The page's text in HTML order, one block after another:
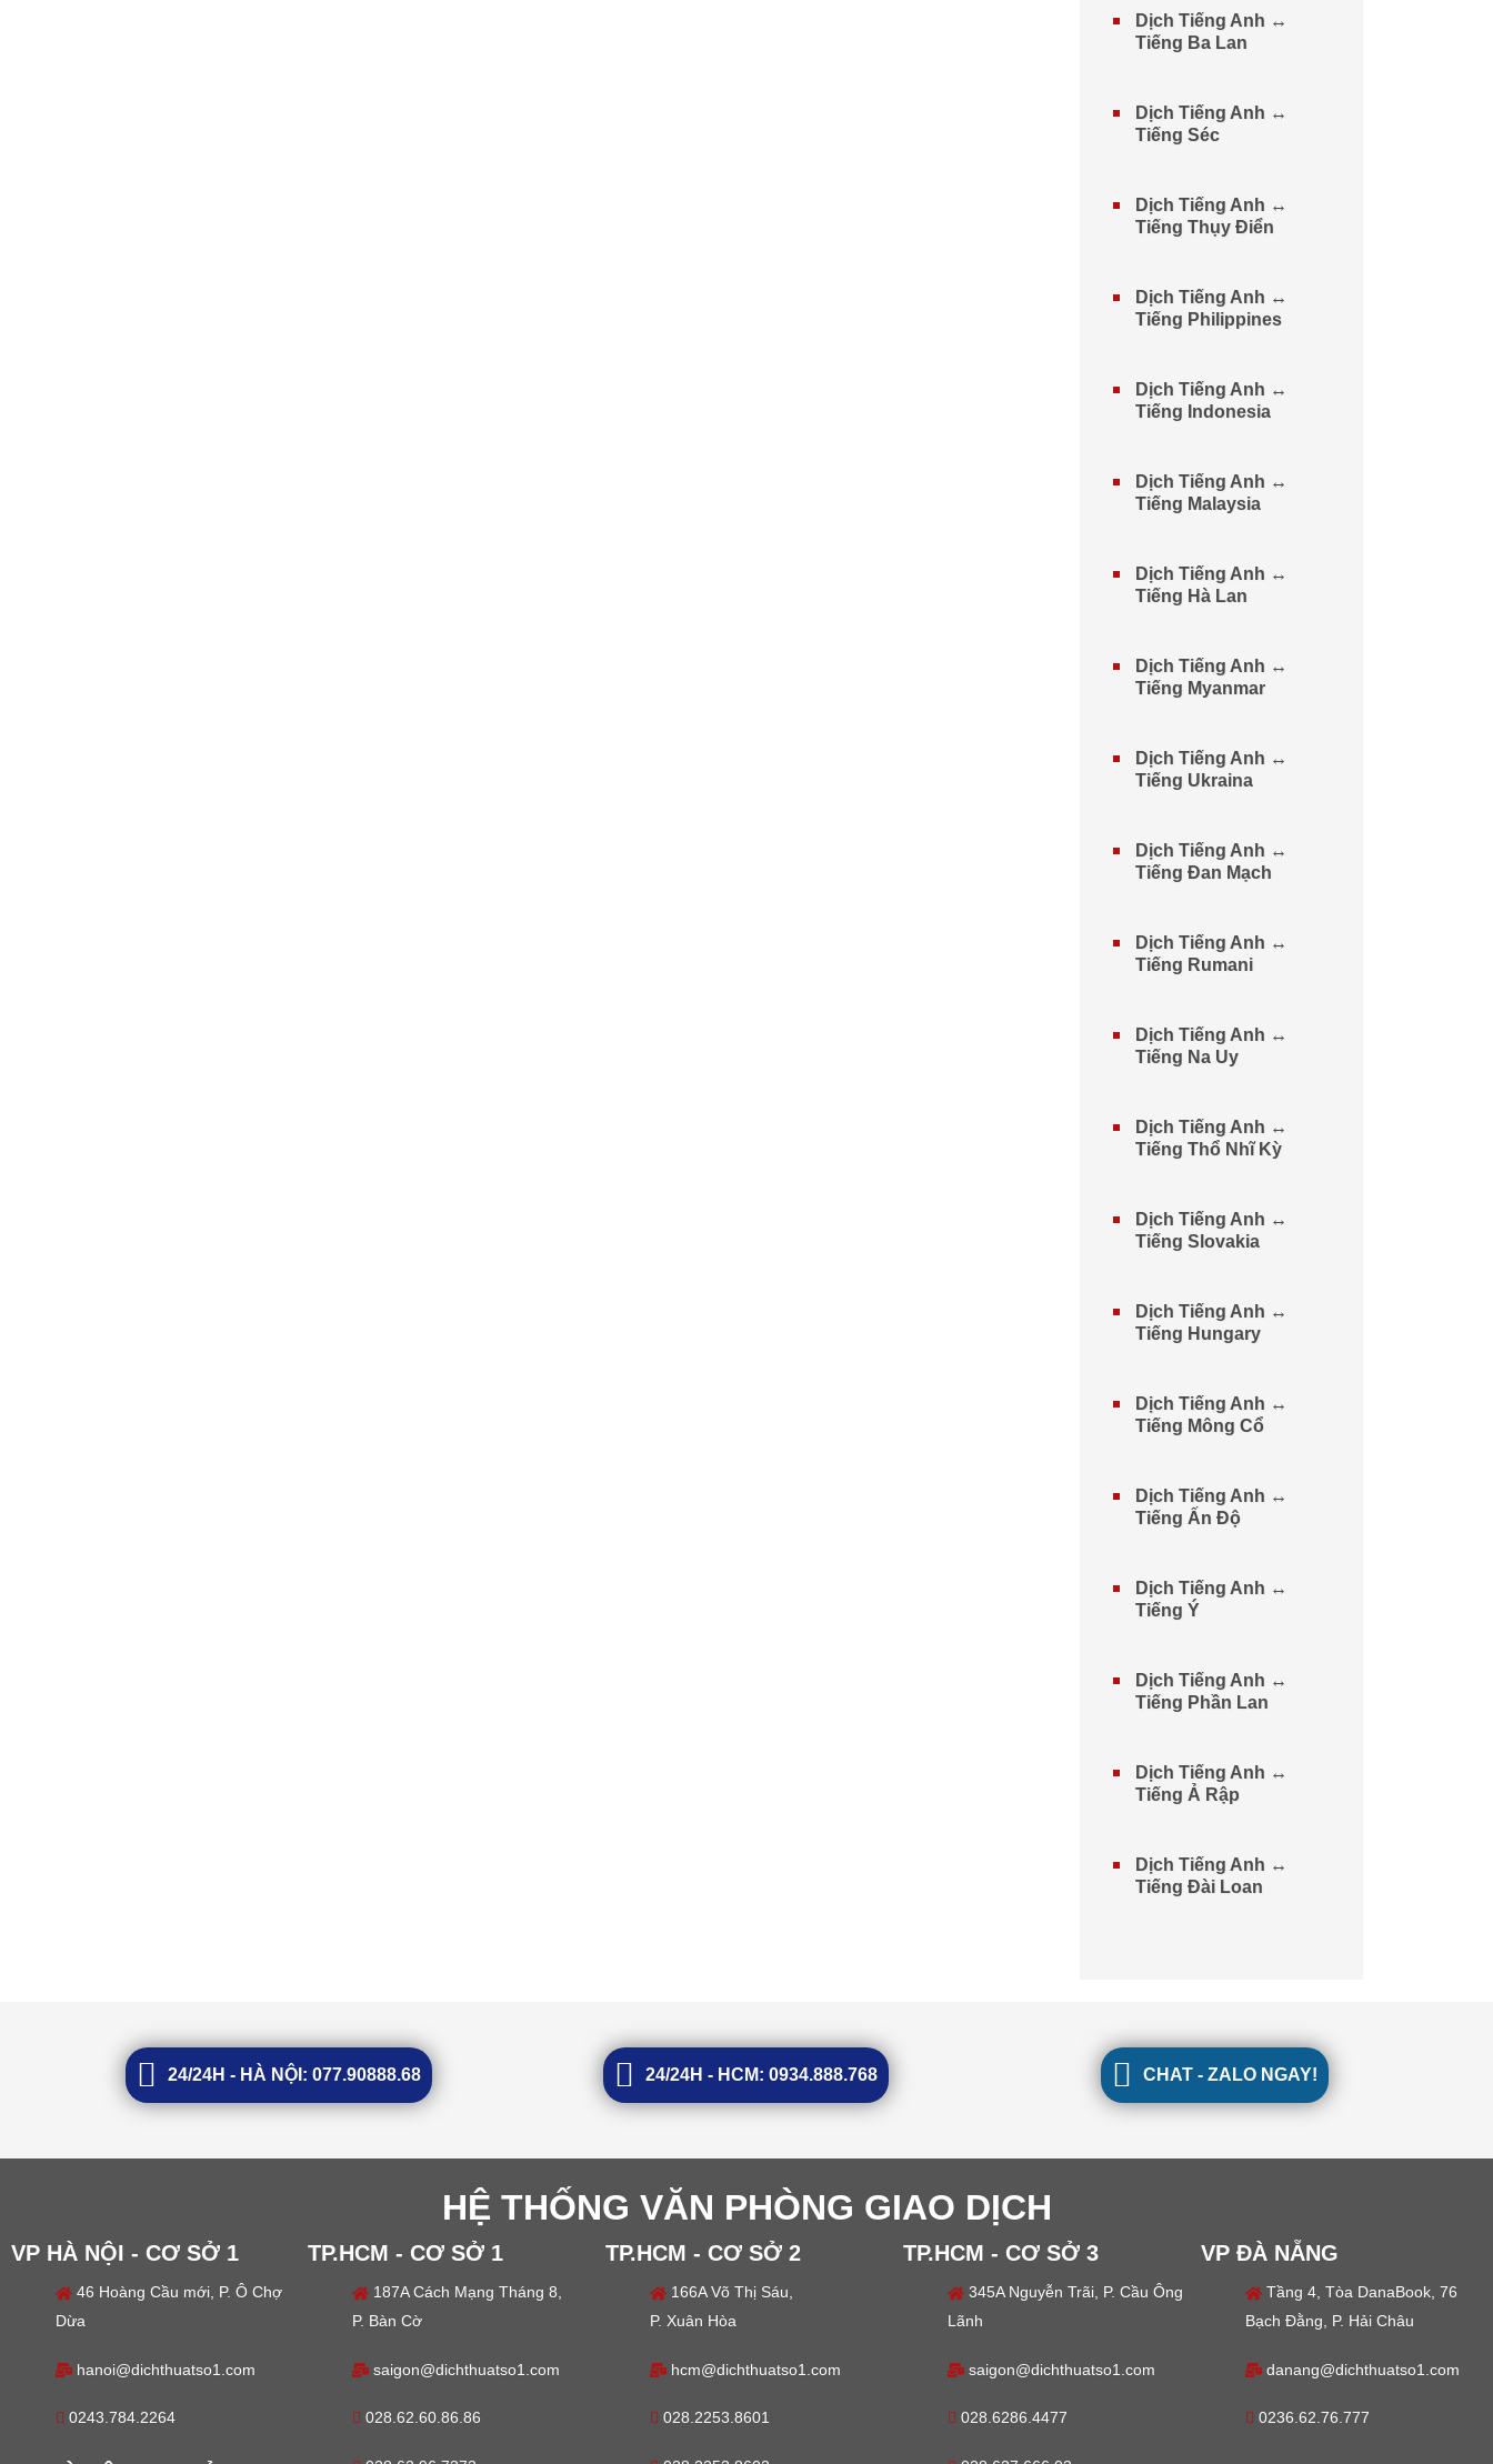
Dịch Tiếng Anh ↔
Tiếng Ba Lan
Dịch Tiếng Anh ↔
Tiếng Séc
Dịch Tiếng Anh ↔
Tiếng Thụy Điển
Dịch Tiếng Anh ↔
Tiếng Philippines
Dịch Tiếng Anh ↔
Tiếng Indonesia
Dịch Tiếng Anh ↔
Tiếng Malaysia
Dịch Tiếng Anh ↔
Tiếng Hà Lan
Dịch Tiếng Anh ↔
Tiếng Myanmar
Dịch Tiếng Anh ↔
Tiếng Ukraina
Dịch Tiếng Anh ↔
Tiếng Đan Mạch
Dịch Tiếng Anh ↔
Tiếng Rumani
Dịch Tiếng Anh ↔
Tiếng Na Uy
Dịch Tiếng Anh ↔
Tiếng Thổ Nhĩ Kỳ
Dịch Tiếng Anh ↔
Tiếng Slovakia
Dịch Tiếng Anh ↔
Tiếng Hungary
Dịch Tiếng Anh ↔
Tiếng Mông Cổ
Dịch Tiếng Anh ↔
Tiếng Ấn Độ
Dịch Tiếng Anh ↔
Tiếng Ý
Dịch Tiếng Anh ↔
Tiếng Phần Lan
Dịch Tiếng Anh ↔
Tiếng Ả Rập
Dịch Tiếng Anh ↔
Tiếng Đài Loan
24/24H - HÀ NỘI: 077.90888.68 24/24H - HCM: 0934.888.768 CHAT - ZALO NGAY!
HỆ THỐNG VĂN PHÒNG GIAO DỊCH
VP HÀ NỘI - CƠ SỞ 1
46 Hoàng Cầu mới, P. Ô Chợ
Dừa
hanoi@dichthuatso1.com
0243.784.2264
TP.HCM - CƠ SỞ 1
187A Cách Mạng Tháng 8,
P. Bàn Cờ
saigon@dichthuatso1.com
028.62.60.86.86
TP.HCM - CƠ SỞ 2
166A Võ Thị Sáu,
P. Xuân Hòa
hcm@dichthuatso1.com
028.2253.8601
TP.HCM - CƠ SỞ 3
345A Nguyễn Trãi, P. Cầu Ông
Lãnh
saigon@dichthuatso1.com
028.6286.4477
VP ĐÀ NẴNG
Tầng 4, Tòa DanaBook, 76
Bạch Đằng, P. Hải Châu
danang@dichthuatso1.com
0236.62.76.777